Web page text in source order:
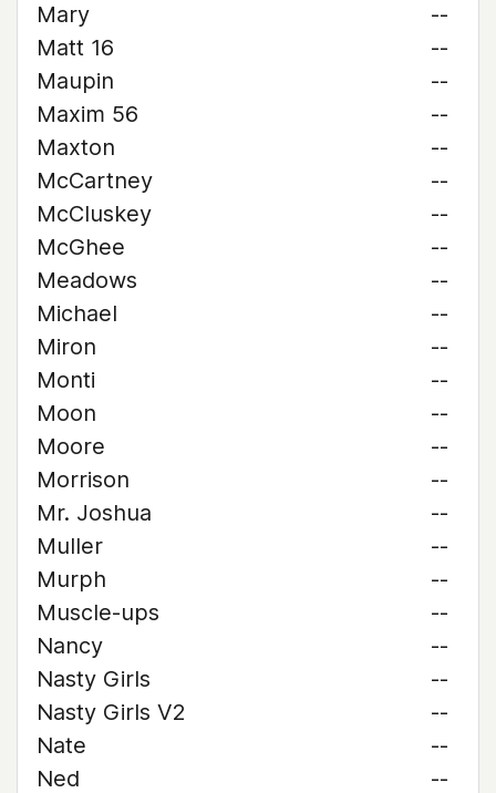
Mary
--
Matt 16
--
Maupin
--
Maxim 56
--
Maxton
--
McCartney
--
McCluskey
--
McGhee
--
Meadows
--
Michael
--
Miron
--
Monti
--
Moon
--
Moore
--
Morrison
--
Mr. Joshua
--
Muller
--
Murph
--
Muscle-ups
--
Nancy
--
Nasty Girls
--
Nasty Girls V2
--
Nate
--
Ned
--